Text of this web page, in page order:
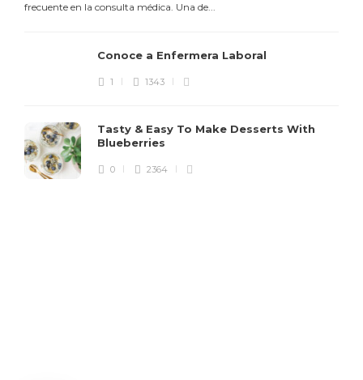
frecuente en la consulta médica. Una de...
Conoce a Enfermera Laboral
1 1343
Tasty & Easy To Make Desserts With
Blueberries
0 2364